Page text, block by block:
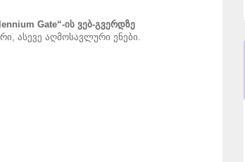
Gate“-ის ვებ-გვერდზე
ასევე აღმოსავლური ენები.